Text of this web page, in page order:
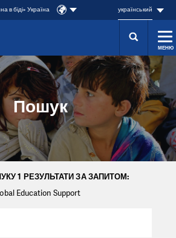
в біді» Україна український
МЕНЮ
Пошук
1 РЕЗУЛЬТАТИ ЗА ЗАПИТОМ:
Education Support